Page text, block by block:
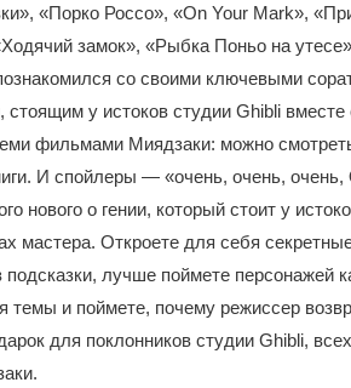
«Порко Россо», «On Your Mark»,
замок», «Рыбка Поньо на
со своими ключевыми
у истоков студии Ghibli вместе
фильмами Миядзаки: можно
И спойлеры — «очень, очень,
нового о гении, который стоит у
мастера. Откроете для себя
подсказки, лучше поймете персонажей
темы и поймете, почему режиссер
для поклонников студии Ghibli,